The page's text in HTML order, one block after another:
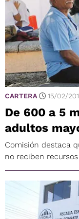
CARTERA 15/02/
De 600 a 5
adultos
Comisión destaca
no reciben recursos